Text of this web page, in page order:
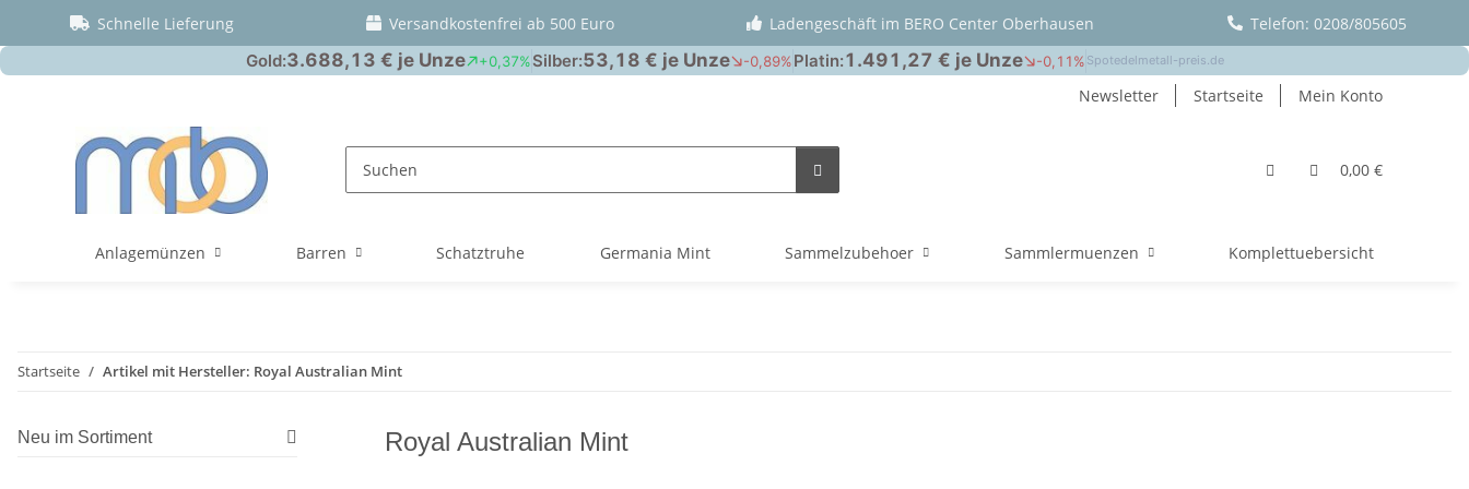
Schnelle Lieferung Versandkostenfrei ab 500 Euro Ladengeschäft im BERO Center Oberhausen Telefon: 0208/805605
Newsletter Startseite Mein Konto
0,00 €
Anlagemünzen Barren Schatztruhe Germania Mint Sammelzubehoer Sammlermuenzen Komplettuebersicht
Startseite Artikel mit Hersteller: Royal Australian Mint
Royal Australian Mint
Neu im Sortiment